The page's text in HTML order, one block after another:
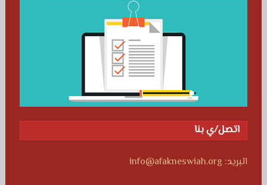
اتصل/ي بنا
البريد: info@afakneswiah.org